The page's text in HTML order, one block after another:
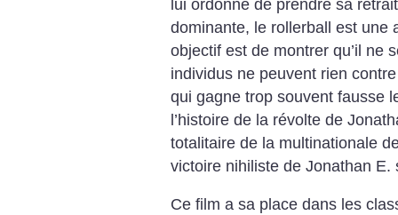
lui ordonne de prendre sa
dominante, le rollerball est une
objectif est de montrer qu’il ne
individus ne peuvent rien
qui gagne trop souvent fausse
l’histoire de la révolte de
totalitaire de la multinationale
victoire nihiliste de Jonathan E.
Ce film a sa place dans les